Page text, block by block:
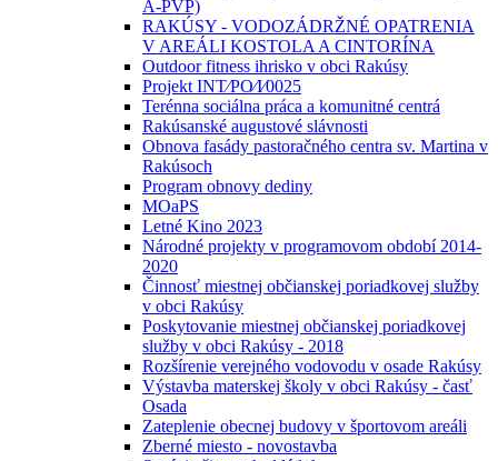
A-PVP)
RAKÚSY - VODOZÁDRŽNÉ OPATRENIA
V AREÁLI KOSTOLA A CINTORÍNA
Outdoor fitness ihrisko v obci Rakúsy
Projekt INT⁄PO⁄I⁄0025
Terénna sociálna práca a komunitné centrá
Rakúsanské augustové slávnosti
Obnova fasády pastoračného centra sv. Martina v
Rakúsoch
Program obnovy dediny
MOaPS
Letné Kino 2023
Národné projekty v programovom období 2014-
2020
Činnosť miestnej občianskej poriadkovej služby
v obci Rakúsy
Poskytovanie miestnej občianskej poriadkovej
služby v obci Rakúsy - 2018
Rozšírenie verejného vodovodu v osade Rakúsy
Výstavba materskej školy v obci Rakúsy - časť
Osada
Zateplenie obecnej budovy v športovom areáli
Zberné miesto - novostavba